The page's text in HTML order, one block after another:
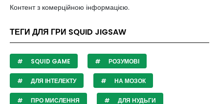
Контент з комерційною інформацією.
ТЕГИ ДЛЯ ГРИ SQUID JIGSAW
SQUID GAME РОЗУМОВІ
ДЛЯ ІНТЕЛЕКТУ НА МОЗОК
ПРО МИСЛЕННЯ ДЛЯ НУДЬГИ